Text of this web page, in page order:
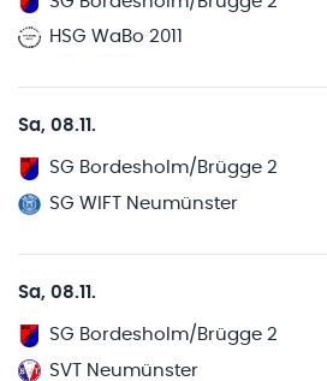
HSG WaBo 2011
Sa, 08.11.
SG Bordesholm/Brügge 2
SG WIFT Neumünster
Sa, 08.11.
SG Bordesholm/Brügge 2
SVT Neumünster